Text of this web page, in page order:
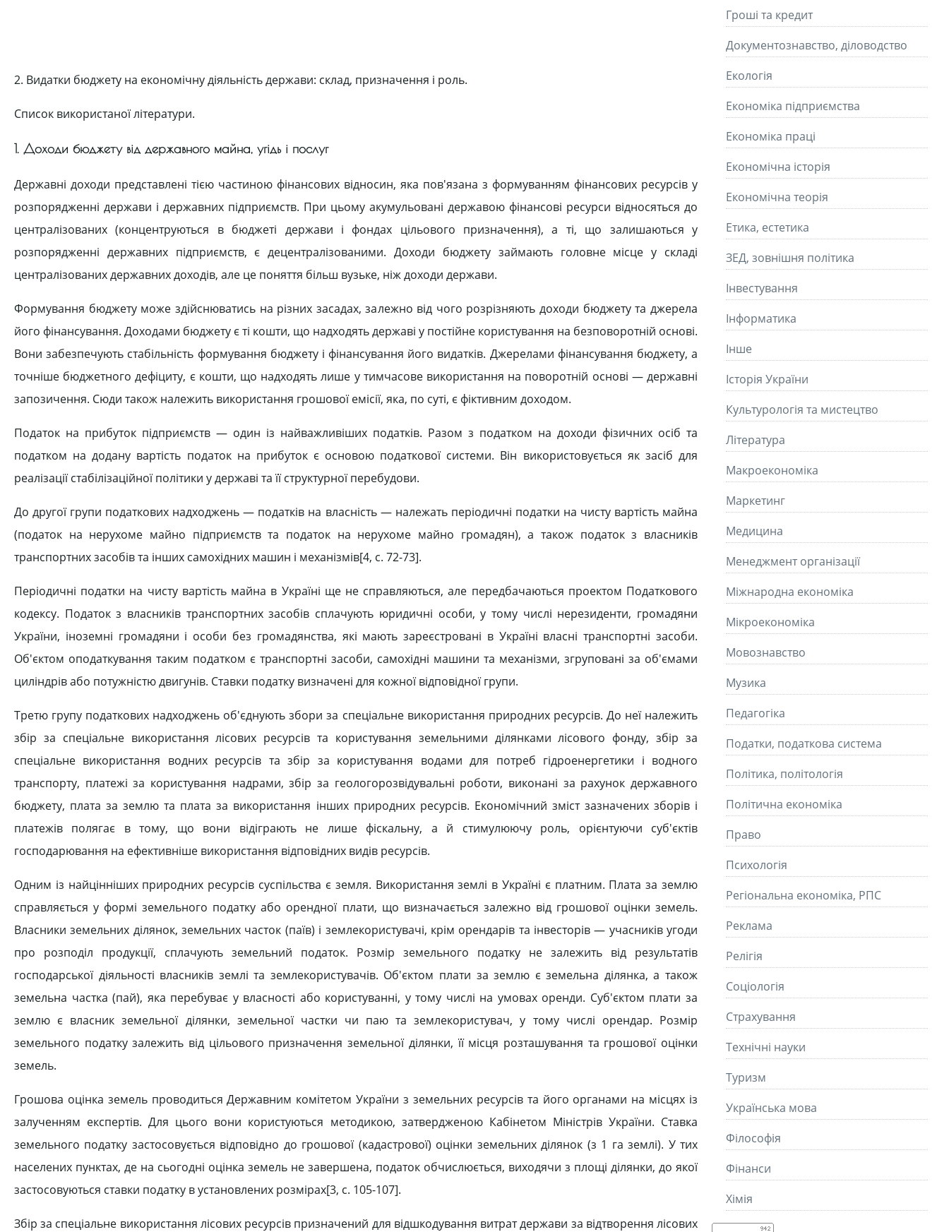
2. Видатки бюджету на економічну діяльність держави: склад, призначення і роль.
Список використаної літератури.
1. Доходи бюджету від державного майна, угідь і послуг
Державні доходи представлені тією частиною фінансових відносин, яка пов'язана з формуванням фінансових ресурсів у
розпорядженні держави і державних підприємств. При цьому акумульовані державою фінансові ресурси відносяться до
централізованих (концентруються в бюджеті держави і фондах цільового призначення), а ті, що залишаються у
розпорядженні державних підприємств, є децентралізованими. Доходи бюджету займають головне місце у складі
централізованих державних доходів, але це поняття більш вузьке, ніж доходи держави.
Формування бюджету може здійснюватись на різних засадах, залежно від чого розрізняють доходи бюджету та джерела
його фінансування. Доходами бюджету є ті кошти, що надходять державі у постійне користування на безповоротній основі.
Вони забезпечують стабільність формування бюджету і фінансування його видатків. Джерелами фінансування бюджету, а
точніше бюджетного дефіциту, є кошти, що надходять лише у тимчасове використання на поворотній основі — державні
запозичення. Сюди також належить використання грошової емісії, яка, по суті, є фіктивним доходом.
Податок на прибуток підприємств — один із найважливіших податків. Разом з податком на доходи фізичних осіб та
податком на додану вартість податок на прибуток є основою податкової системи. Він використовується як засіб для
реалізації стабілізаційної політики у державі та її структурної перебудови.
До другої групи податкових надходжень — податків на власність — належать періодичні податки на чисту вартість майна
(податок на нерухоме майно підприємств та податок на нерухоме майно громадян), а також податок з власників
транспортних засобів та інших самохідних машин і механізмів[4, c. 72-73].
Періодичні податки на чисту вартість майна в Україні ще не справляються, але передбачаються проектом Податкового
кодексу. Податок з власників транспортних засобів сплачують юридичні особи, у тому числі нерезиденти, громадяни
України, іноземні громадяни і особи без громадянства, які мають зареєстровані в Україні власні транспортні засоби.
Об'єктом оподаткування таким податком є транспортні засоби, самохідні машини та механізми, згруповані за об'ємами
циліндрів або потужністю двигунів. Ставки податку визначені для кожної відповідної групи.
Третю групу податкових надходжень об'єднують збори за спеціальне використання природних ресурсів. До неї належить
збір за спеціальне використання лісових ресурсів та користування земельними ділянками лісового фонду, збір за
спеціальне використання водних ресурсів та збір за користування водами для потреб гідроенергетики і водного
транспорту, платежі за користування надрами, збір за геологорозвідувальні роботи, виконані за рахунок державного
бюджету, плата за землю та плата за використання інших природних ресурсів. Економічний зміст зазначених зборів і
платежів полягає в тому, що вони відіграють не лише фіскальну, а й стимулюючу роль, орієнтуючи суб'єктів
господарювання на ефективніше використання відповідних видів ресурсів.
Одним із найцінніших природних ресурсів суспільства є земля. Використання землі в Україні є платним. Плата за землю
справляється у формі земельного податку або орендної плати, що визначається залежно від грошової оцінки земель.
Власники земельних ділянок, земельних часток (паїв) і землекористувачі, крім орендарів та інвесторів — учасників угоди
про розподіл продукції, сплачують земельний податок. Розмір земельного податку не залежить від результатів
господарської діяльності власників землі та землекористувачів. Об'єктом плати за землю є земельна ділянка, а також
земельна частка (пай), яка перебуває у власності або користуванні, у тому числі на умовах оренди. Суб'єктом плати за
землю є власник земельної ділянки, земельної частки чи паю та землекористувач, у тому числі орендар. Розмір
земельного податку залежить від цільового призначення земельної ділянки, її місця розташування та грошової оцінки
земель.
Грошова оцінка земель проводиться Державним комітетом України з земельних ресурсів та його органами на місцях із
залученням експертів. Для цього вони користуються методикою, затвердженою Кабінетом Міністрів України. Ставка
земельного податку застосовується відповідно до грошової (кадастрової) оцінки земельних ділянок (з 1 га землі). У тих
населених пунктах, де на сьогодні оцінка земель не завершена, податок обчислюється, виходячи з площі ділянки, до якої
застосовуються ставки податку в установлених розмірах[3, c. 105-107].
Збір за спеціальне використання лісових ресурсів призначений для відшкодування витрат держави за відтворення лісових
Гроші та кредит
Документознавство, діловодство
Екологія
Економіка підприємства
Економіка праці
Економічна історія
Економічна теорія
Етика, естетика
ЗЕД, зовнішня політика
Інвестування
Інформатика
Інше
Історія України
Культурологія та мистецтво
Літературa
Макроекономіка
Маркетинг
Медицина
Менеджмент організації
Міжнародна економіка
Мікроекономіка
Мовознавство
Музика
Педагогіка
Податки, податкова система
Політика, політологія
Політична економіка
Право
Психологія
Регіональна економіка, РПС
Реклама
Релігія
Соціологія
Страхування
Технічні науки
Туризм
Українська мова
Філософія
Фінанси
Хімія